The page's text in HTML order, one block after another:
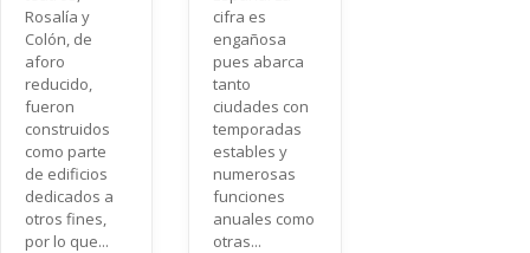
Rosalía y
Colón, de
aforo
reducido,
fueron
construidos
como parte
de edificios
dedicados a
otros fines,
por lo que...
cifra es
engañosa
pues abarca
tanto
ciudades con
temporadas
estables y
numerosas
funciones
anuales como
otras...